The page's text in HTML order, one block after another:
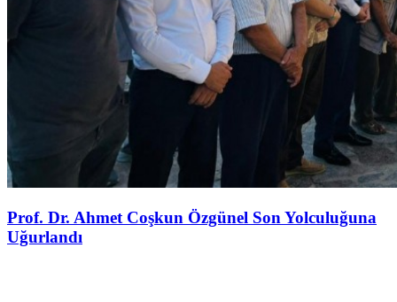
Prof. Dr. Ahmet Coşkun Özgünel Son Yolculuğuna
Uğurlandı